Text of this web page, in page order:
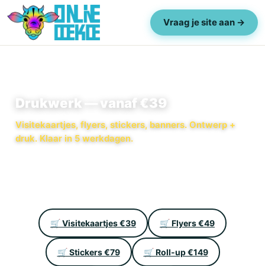
Vraag je site aan →
Drukwerk — vanaf €39
Visitekaartjes, flyers, stickers, banners. Ontwerp +
druk. Klaar in 5 werkdagen.
🛒 Visitekaartjes €39 🛒 Flyers €49
🛒 Stickers €79 🛒 Roll-up €149